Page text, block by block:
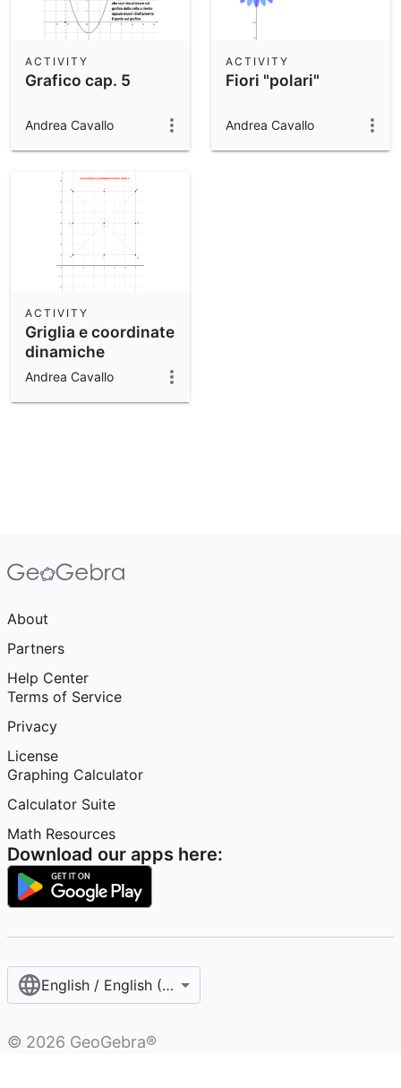
Grafico cap. 5
ACTIVITY
Andrea Cavallo
Fiori "polari"
ACTIVITY
Andrea Cavallo
Griglia e coordinate
dinamiche
ACTIVITY
Andrea Cavallo
About
Partners
Help Center
Terms of Service
Privacy
License
Graphing Calculator
Calculator Suite
Math Resources
Download our apps here:
English / English (United States)
© 2026 GeoGebra®